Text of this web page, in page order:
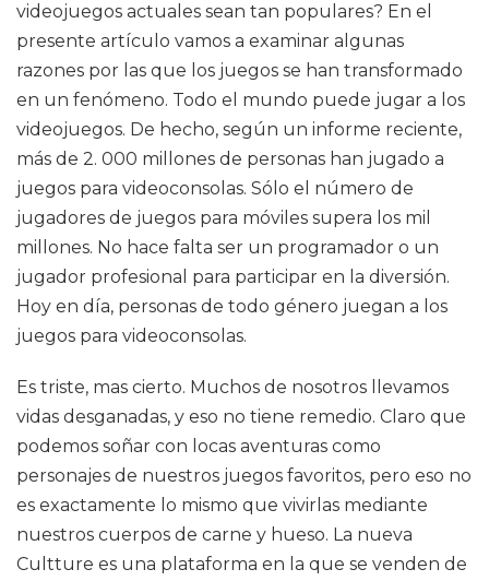
videojuegos actuales sean tan populares? En el
presente artículo vamos a examinar algunas
razones por las que los juegos se han transformado
en un fenómeno. Todo el mundo puede jugar a los
videojuegos. De hecho, según un informe reciente,
más de 2. 000 millones de personas han jugado a
juegos para videoconsolas. Sólo el número de
jugadores de juegos para móviles supera los mil
millones. No hace falta ser un programador o un
jugador profesional para participar en la diversión.
Hoy en día, personas de todo género juegan a los
juegos para videoconsolas.
Es triste, mas cierto. Muchos de nosotros llevamos
vidas desganadas, y eso no tiene remedio. Claro que
podemos soñar con locas aventuras como
personajes de nuestros juegos favoritos, pero eso no
es exactamente lo mismo que vivirlas mediante
nuestros cuerpos de carne y hueso. La nueva
Cultture es una plataforma en la que se venden de